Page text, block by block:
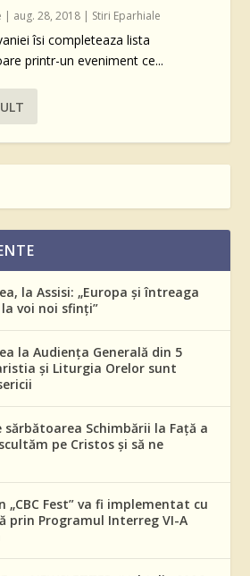
| aug. 28, 2018 | Stiri Eparhiale
îsi completeaza lista
printr-un eveniment ce...
la Assisi: „Europa și întreaga
voi noi sfinți”
la Audiența Generală din 5
și Liturgia Orelor sunt
sărbătoarea Schimbării la Față a
pe Cristos și să ne
„CBC Fest” va fi implementat cu
prin Programul Interreg VI-A